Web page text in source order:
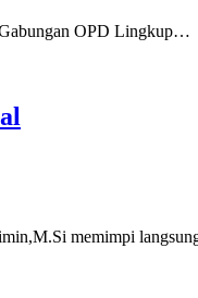
OPD Lingkup…
memimpi